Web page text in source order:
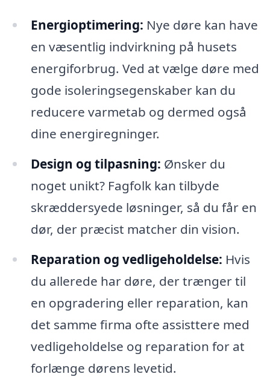
Energioptimering: Nye døre kan have
en væsentlig indvirkning på husets
energiforbrug. Ved at vælge døre med
gode isoleringsegenskaber kan du
reducere varmetab og dermed også
dine energiregninger.
Design og tilpasning: Ønsker du
noget unikt? Fagfolk kan tilbyde
skræddersyede løsninger, så du får en
dør, der præcist matcher din vision.
Reparation og vedligeholdelse: Hvis
du allerede har døre, der trænger til
en opgradering eller reparation, kan
det samme firma ofte assisttere med
vedligeholdelse og reparation for at
forlænge dørens levetid.